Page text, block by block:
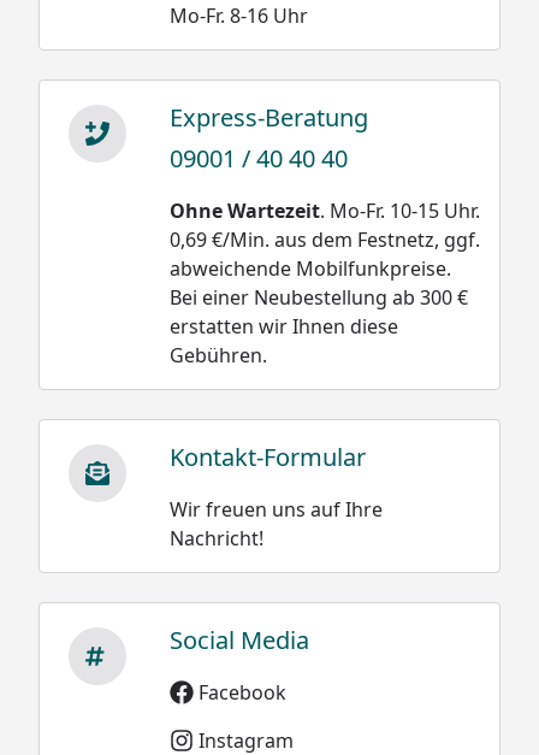
Mo-Fr. 8-16 Uhr
Express-Beratung
09001 / 40 40 40
Ohne Wartezeit. Mo-Fr. 10-15 Uhr.
0,69 €/Min. aus dem Festnetz, ggf.
abweichende Mobilfunkpreise.
Bei einer Neubestellung ab 300 €
erstatten wir Ihnen diese
Gebühren.
Kontakt-Formular
Wir freuen uns auf Ihre
Nachricht!
Social Media
Facebook
Instagram